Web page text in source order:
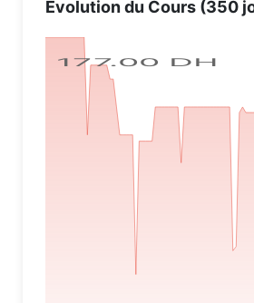
Évolution du Cours (350
177.00 DH